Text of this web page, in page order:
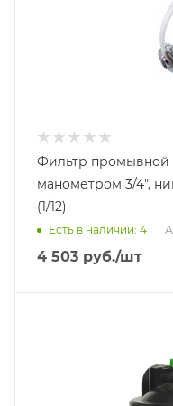
Фильтр промывной
манометром 3/4",
(1/12)
Есть в наличии: 4
4 503 руб./шт